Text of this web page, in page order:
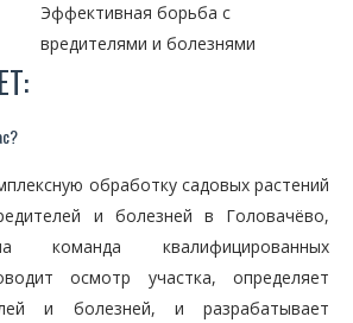
Эффективная борьба с
вредителями и болезнями
обработку садовых растений
и болезней в Головачёво,
команда квалифицированных
осмотр участка, определяет
и болезней, и разрабатывает